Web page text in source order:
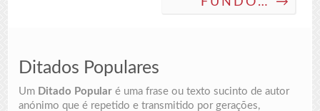
Ditados Populares
Um Ditado Popular é uma frase ou texto sucinto de autor
anónimo que é repetido e transmitido por gerações,